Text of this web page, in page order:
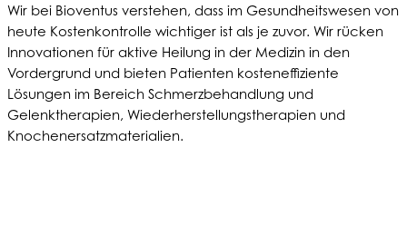
Wir bei Bioventus verstehen, dass im Gesundheitswesen von
heute Kostenkontrolle wichtiger ist als je zuvor. Wir rücken
Innovationen für aktive Heilung in der Medizin in den
Vordergrund und bieten Patienten kosteneffiziente
Lösungen im Bereich Schmerzbehandlung und
Gelenktherapien, Wiederherstellungstherapien und
Knochenersatzmaterialien.